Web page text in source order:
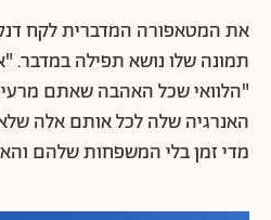
את המטאפורה המדברית לקח
תמונה שלו נושא תפילה במדבר.
"הלוואי שכל האהבה שאתם
האנרגיה שלה לכל אותם אלה שלא
מדי זמן בלי המשפחות שלהם